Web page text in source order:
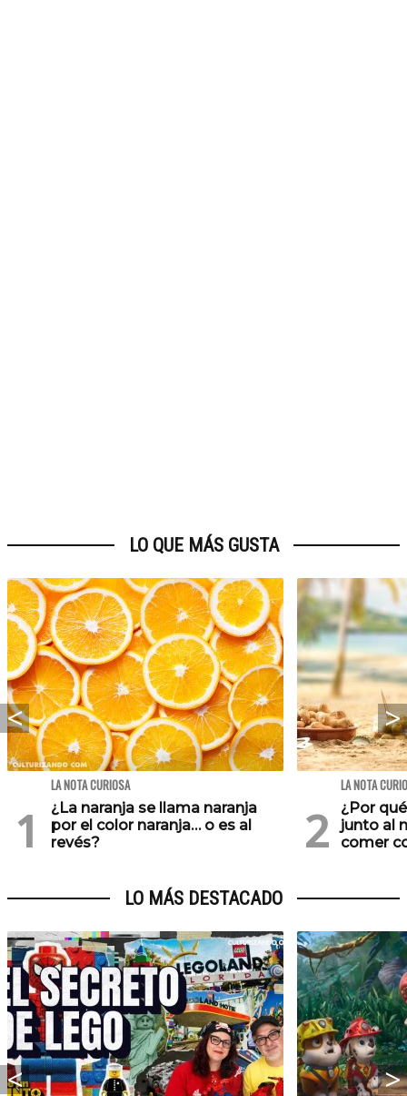
LO QUE MÁS GUSTA
LA NOTA CURIOSA
¿La naranja se llama naranja
por el color naranja… o es al
revés?
LA NOTA
¿Por
junto al
comer
LO MÁS DESTACADO